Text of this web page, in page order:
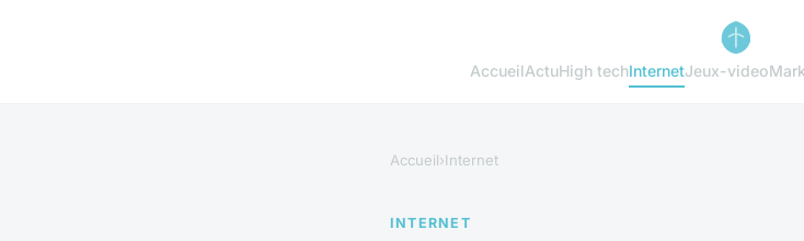
AccueilActuHigh techInternetJeux-video
Accueil›Internet
INTERNET